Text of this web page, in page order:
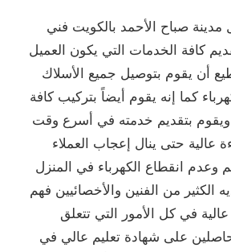
مدينة صباح الأحمد بالكويت فني
كافة الخدمات التي يكون العميل
أن يقوم بتوصيل جميع الأسلاك
كما إنه يقوم أيضاً بتركيب كافة
ويقوم بتقديم خدمته في أسرع وقت
عالية حتى ينال إعجاب العملاء
وعدم انقطاع الكهرباء في المنزل
من الفنين والأخصائيين فهم
في كل الأمور التي تتعلق
حاصلين على شهادة تعليم عالي في